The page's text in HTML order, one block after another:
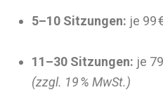
5–10 Sitzungen: je 99
11–30 Sitzungen: je
(zzgl. 19 % MwSt.)